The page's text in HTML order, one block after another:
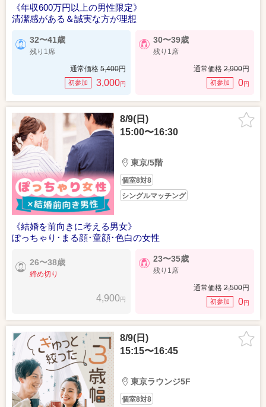
《年収600万円以上の男性限定》
清潔感がある＆誠実な方が理想
32〜41歳
残り1席
通常価格 5,400円
初参加 3,000円
30〜39歳
残り1席
通常価格 2,900円
初参加 0円
8/9(日)
15:00〜16:30
東京/5階
個室8対8
シングルマッチング
《結婚を前向きに考える男女》
ぽっちゃり･まる顔･童顔･色白の女性
26〜38歳
締め切り
4,900円
23〜35歳
残り1席
通常価格 2,500円
初参加 0円
8/9(日)
15:15〜16:45
東京ラウンジ5F
個室8対8